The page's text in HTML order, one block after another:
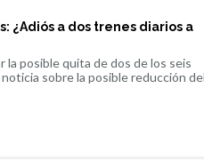
¿Adiós a dos trenes diarios a
la posible quita de dos de los seis
sobre la posible reducción